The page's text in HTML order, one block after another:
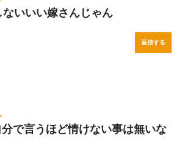
いいい嫁さんじゃん
返信する
で言うほど情けない事は無いな